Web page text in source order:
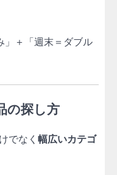
」＋「週末＝ダブル
の探し方
でなく 幅広いカテゴ